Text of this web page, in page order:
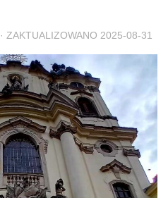
· ZAKTUALIZOWANO 2025-08-31